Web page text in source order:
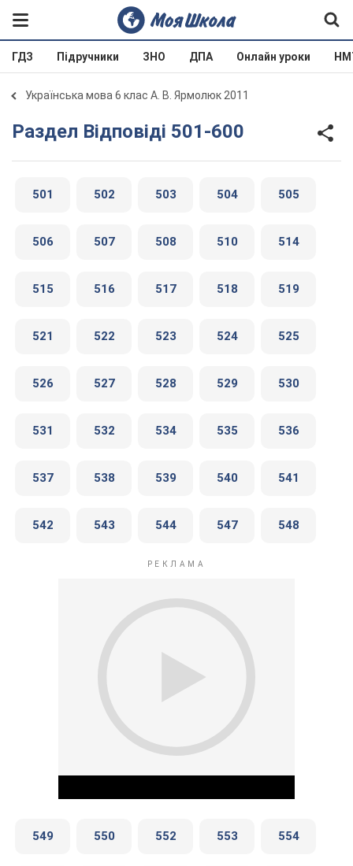
ГДЗ Підручники ЗНО ДПА Онлайн уроки
Українська мова 6 клас А. В. Ярмолюк 2011
Раздел Відповіді 501-600
501 502 503 504 505
506 507 508 510 514
515 516 517 518 519
521 522 523 524 525
526 527 528 529 530
531 532 534 535 536
537 538 539 540 541
542 543 544 547 548
549 550 552 553 554